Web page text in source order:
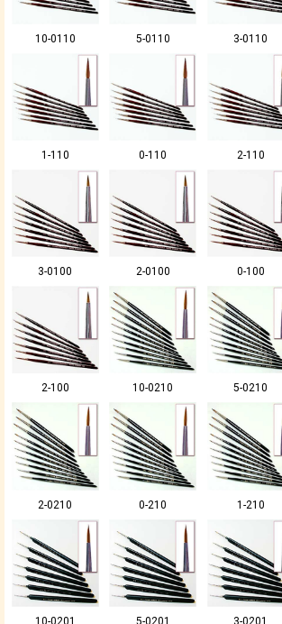
10-0110 5-0110 3-0110
1-110 0-110 2-110
3-0100 2-0100 0-100
2-100 10-0210 5-0210
2-0210 0-210 1-210
10-0201 5-0201 3-0201